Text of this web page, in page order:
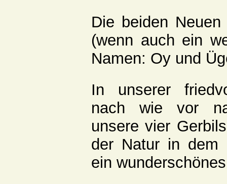
Die beiden
(wenn auch ein
Namen: Oy und
In unserer
nach wie vor
unsere vier
der Natur in dem
ein